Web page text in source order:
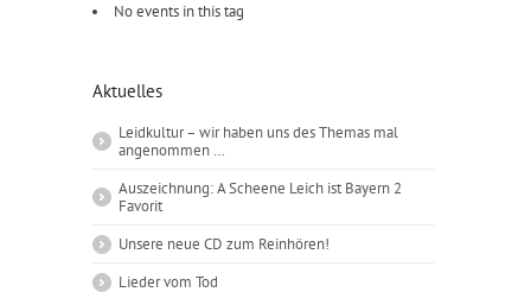
No events in this tag
Aktuelles
Leidkultur – wir haben uns des Themas mal
angenommen …
Auszeichnung: A Scheene Leich ist Bayern 2
Favorit
Unsere neue CD zum Reinhören!
Lieder vom Tod